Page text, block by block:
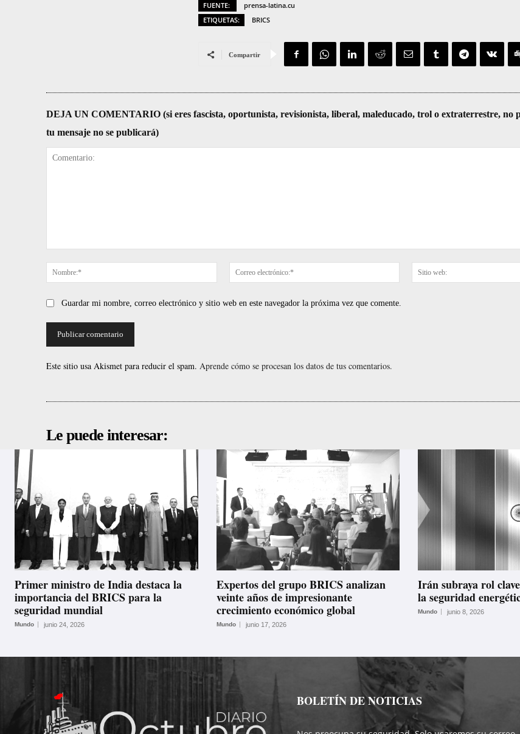
FUENTE:
prensa-latina.cu
ETIQUETAS:
BRICS
Compartir
DEJA UN COMENTARIO (si eres fascista, oportunista, revisionista, liberal, maleducado, trol o extraterrestre, no
tu mensaje no se publicará)
Nombre:*
Correo
electrónico:*
Guardar mi nombre, correo electrónico y sitio web en este navegador la próxima vez que comente.
Este sitio usa Akismet para reducir el spam. Aprende cómo se procesan los datos de tus comentarios.
Le puede interesar:
Primer ministro de India destaca la
importancia del BRICS para la
seguridad mundial
Mundo junio 24, 2026
Expertos del grupo BRICS analizan
veinte años de impresionante
crecimiento económico global
Mundo junio 17, 2026
Irán subraya rol
la seguridad
Mundo junio 8, 2026
BOLETÍN DE NOTICIAS